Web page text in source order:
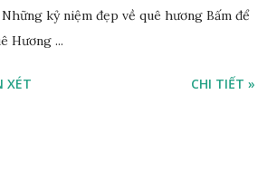
kỷ niệm đẹp về quê hương Bấm để
Hương ...
XÉT CHI TIẾT »